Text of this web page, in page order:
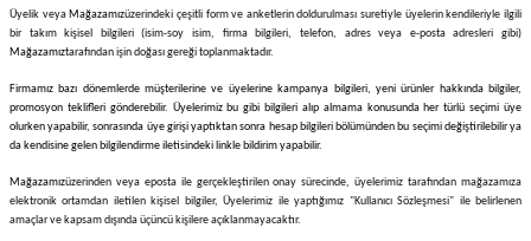
Üyelik veya Mağazamızüzerindeki çeşitli form ve anketlerin doldurulması suretiyle üyelerin kendileriyle ilgili
bir takım kişisel bilgileri (isim-soy isim, firma bilgileri, telefon, adres veya e-posta adresleri gibi)
Mağazamıztarafından işin doğası gereği toplanmaktadır.
Firmamız bazı dönemlerde müşterilerine ve üyelerine kampanya bilgileri, yeni ürünler hakkında bilgiler,
promosyon teklifleri gönderebilir. Üyelerimiz bu gibi bilgileri alıp almama konusunda her türlü seçimi üye
olurken yapabilir, sonrasında üye girişi yaptıktan sonra hesap bilgileri bölümünden bu seçimi değiştirilebilir ya
da kendisine gelen bilgilendirme iletisindeki linkle bildirim yapabilir.
Mağazamızüzerinden veya eposta ile gerçekleştirilen onay sürecinde, üyelerimiz tarafından mağazamıza
elektronik ortamdan iletilen kişisel bilgiler, Üyelerimiz ile yaptığımız "Kullanıcı Sözleşmesi" ile belirlenen
amaçlar ve kapsam dışında üçüncü kişilere açıklanmayacaktır.
Kamışlar